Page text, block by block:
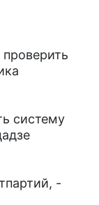
систему
-